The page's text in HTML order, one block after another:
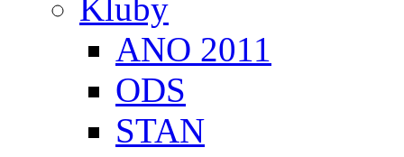
Kluby
ANO 2011
ODS
STAN